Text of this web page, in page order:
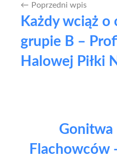
Nawigacja
wpisu
Poprzedni wpis
Każdy wciąż o
grupie B –
Halowej Piłki
Gonitwa
Flachowców